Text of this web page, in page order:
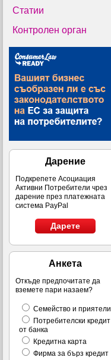
Статии
Контролен орган
Дарение
Подкрепете Асоциация
Активни Потребители чрез
дарение през платежната
система PayPal
Дарете
Анкета
Откъде предпочитате да
вземете пари назаем?
Семейство и приятели
Потребителски кредит
от банка
Кредитна карта
Фирма за бърз кредит